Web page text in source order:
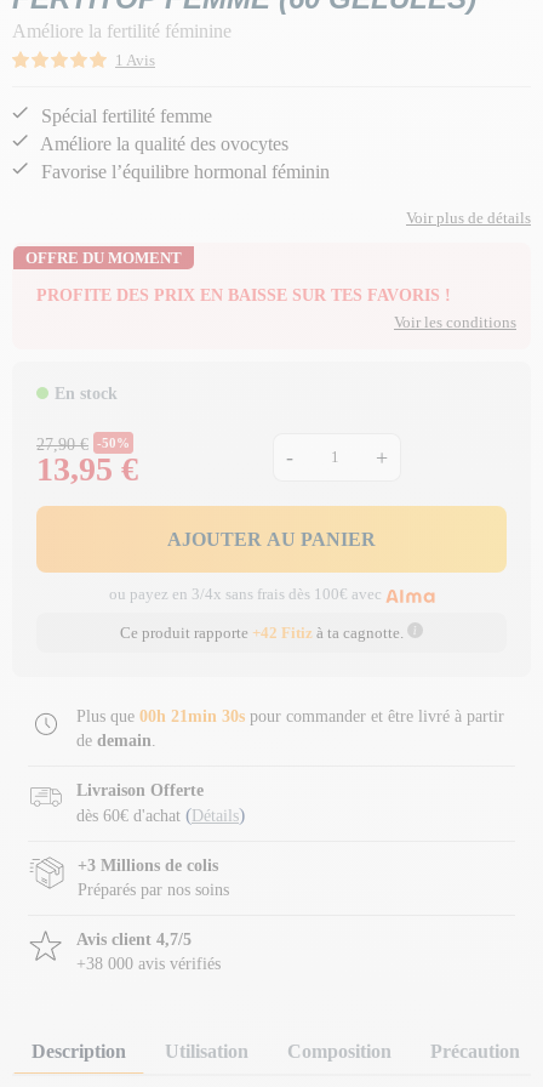
Améliore la fertilité féminine
1 Avis
Spécial fertilité femme
Améliore la qualité des ovocytes
Favorise l’équilibre hormonal féminin
Voir plus de détails
OFFRE DU MOMENT
PROFITE DES PRIX EN BAISSE SUR TES FAVORIS !
Voir les conditions
En stock
Prix Normal
27,90 € -50%
Prix
13,95 € - +
AJOUTER AU PANIER
ou payez en 3/4x sans frais dès 100€ avec
Ce produit rapporte +42 Fitiz à ta cagnotte.
Plus que 00h 21min 30s pour commander et être livré à partir
de demain.
Livraison Offerte
dès 60€ d'achat ( Détails)
+3 Millions de colis
Préparés par nos soins
Avis client 4,7/5
+38 000 avis vérifiés
Description Utilisation Composition Précaution